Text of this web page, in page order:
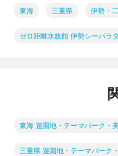
東海 三重県 伊勢・
ゼロ距離水族館 伊勢シーパラ
東海 遊園地・テーマパーク・
三重県 遊園地・テーマパーク